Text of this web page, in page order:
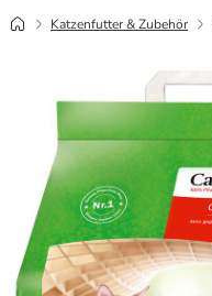
Katzenfutter & Zubehör